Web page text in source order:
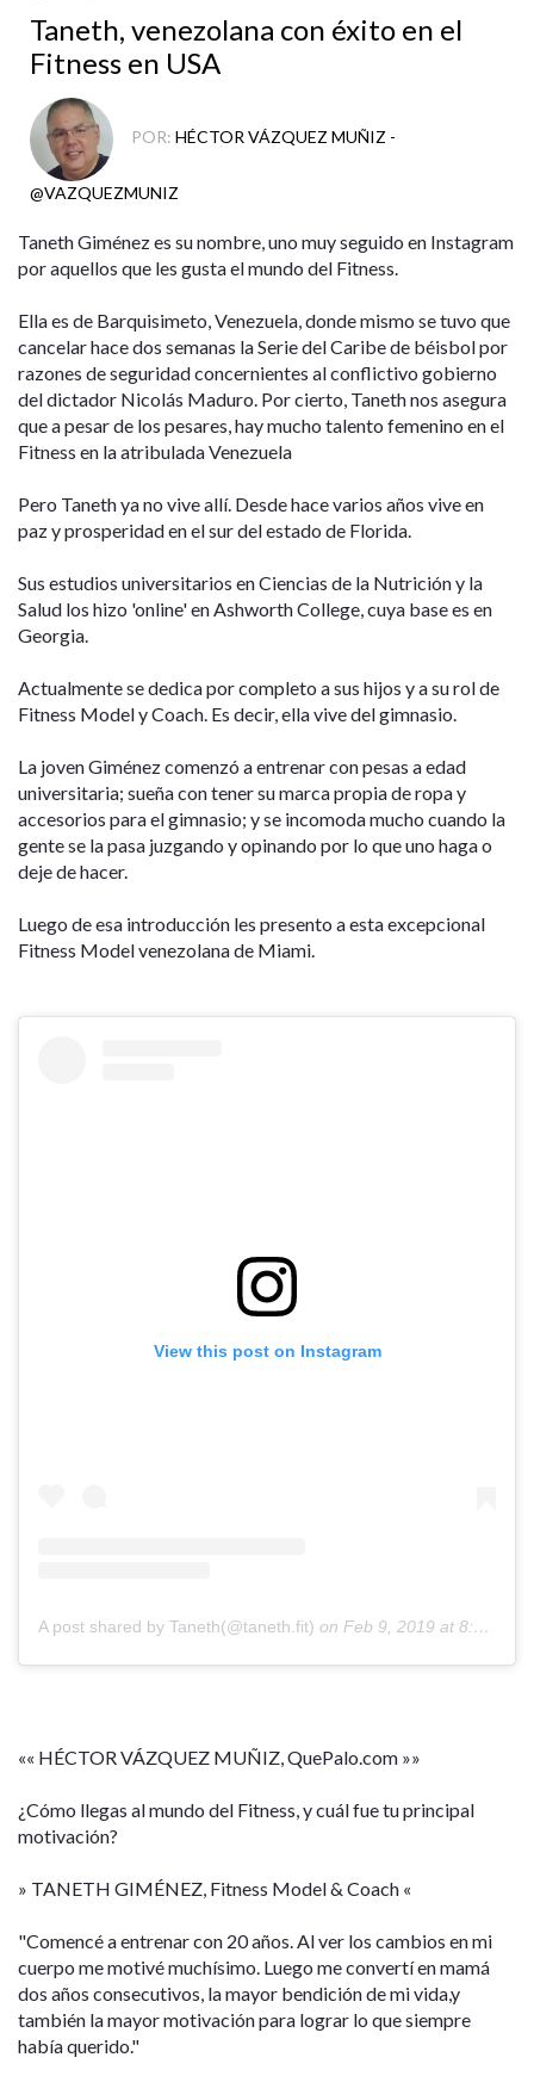
Taneth, venezolana con éxito en el
Fitness en USA
POR: HÉCTOR VÁZQUEZ MUÑIZ -
@VAZQUEZMUNIZ
Taneth Giménez es su nombre, uno muy seguido en Instagram
por aquellos que les gusta el mundo del Fitness.
Ella es de Barquisimeto, Venezuela, donde mismo se tuvo que
cancelar hace dos semanas la Serie del Caribe de béisbol por
razones de seguridad concernientes al conflictivo gobierno
del dictador Nicolás Maduro. Por cierto, Taneth nos asegura
que a pesar de los pesares, hay mucho talento femenino en el
Fitness en la atribulada Venezuela
Pero Taneth ya no vive allí. Desde hace varios años vive en
paz y prosperidad en el sur del estado de Florida.
Sus estudios universitarios en Ciencias de la Nutrición y la
Salud los hizo 'online' en Ashworth College, cuya base es en
Georgia.
Actualmente se dedica por completo a sus hijos y a su rol de
Fitness Model y Coach. Es decir, ella vive del gimnasio.
La joven Giménez comenzó a entrenar con pesas a edad
universitaria; sueña con tener su marca propia de ropa y
accesorios para el gimnasio; y se incomoda mucho cuando la
gente se la pasa juzgando y opinando por lo que uno haga o
deje de hacer.
Luego de esa introducción les presento a esta excepcional
Fitness Model venezolana de Miami.
View this post on Instagram
A post shared by Taneth(@taneth.fit) on Feb 9, 2019 at 8:52am PST
«« HÉCTOR VÁZQUEZ MUÑIZ, QuePalo.com »»
¿Cómo llegas al mundo del Fitness, y cuál fue tu principal
motivación?
» TANETH GIMÉNEZ, Fitness Model & Coach «
"Comencé a entrenar con 20 años. Al ver los cambios en mi
cuerpo me motivé muchísimo. Luego me convertí en mamá
dos años consecutivos, la mayor bendición de mi vida,y
también la mayor motivación para lograr lo que siempre
había querido."